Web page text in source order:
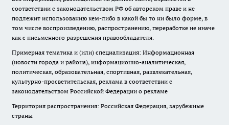
соответствии с законодательством РФ об авторском праве и не
подлежит использованию кем-либо в какой бы то ни было форме, в
том числе воспроизведению, распространению, переработке не иначе
как с письменного разрешения правообладателя.
Примерная тематика и (или) специализация: Информационная
(новости города и района), информационно-аналитическая,
политическая, образовательная, спортивная, развлекательная,
культурно-просветительская, реклама в соответствии с
законодательством Российской Федерации о рекламе
Территория распространения: Российская Федерация, зарубежные
страны